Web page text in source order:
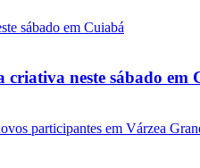
criativa neste sábado em